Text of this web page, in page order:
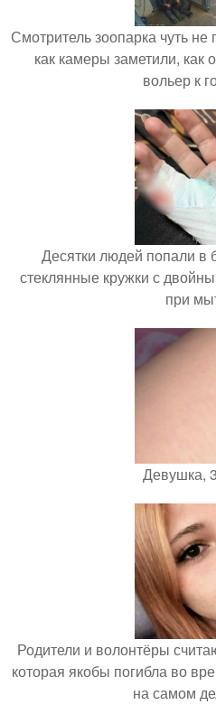
Смотритель зоопарка чуть не
как камеры заметили, как
вольер к
Десятки людей попали в
стеклянные кружки с
при
Девушка,
Родители и волонтёры
которая якобы погибла во
на самом